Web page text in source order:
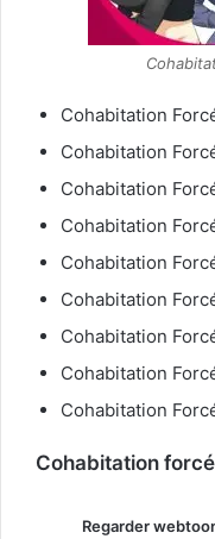
Cohabitation
Cohabitation
Cohabitation
Cohabitation
Cohabitation
Cohabitation
Cohabitation
Cohabitation
Cohabitation
Cohabitation
Regarder